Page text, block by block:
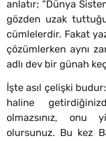
anlatır; “Dünya
gözden uzak
cümlelerdir. Fakat
çözümlerken aynı
adlı dev bir günah
İşte asıl çelişki
haline
olmazsınız, onu
olursunuz. Bu kez